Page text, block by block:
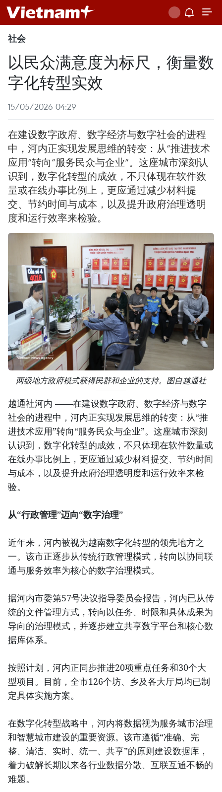
社会
以民众满意度为标尺，衡量数
字化转型实效
15/05/2026 04:29
在建设数字政府、数字经济与数字社会的进程
中，河内正实现发展思维的转变：从“推进技术
应用”转向“服务民众与企业”。这座城市深刻认
识到，数字化转型的成效，不只体现在软件数
量或在线办事比例上，更应通过减少材料提
交、节约时间与成本，以及提升政府治理透明
度和运行效率来检验。
两级地方政府模式获得民群和企业的支持。图自越通社
越通社河内 ——在建设数字政府、数字经济与数字
社会的进程中，河内正实现发展思维的转变：从“推
进技术应用”转向“服务民众与企业”。这座城市深刻
认识到，数字化转型的成效，不只体现在软件数量或
在线办事比例上，更应通过减少材料提交、节约时间
与成本，以及提升政府治理透明度和运行效率来检
验。
从“行政管理”迈向“数字治理”
近年来，河内被视为越南数字化转型的领先地方之
一。该市正逐步从传统行政管理模式，转向以协同联
通与服务效率为核心的数字治理模式。
据河内市委第57号决议指导委员会报告，河内已从传
统的文件管理方式，转向以任务、时限和具体成果为
导向的治理模式，并逐步建立共享数字平台和核心数
据库体系。
按照计划，河内正同步推进20项重点任务和30个大
型项目。目前，全市126个坊、乡及各大厅局均已制
定具体实施方案。
在数字化转型战略中，河内将数据视为服务城市治理
和智慧城市建设的重要资源。该市遵循“准确、完
整、清洁、实时、统一、共享”的原则建设数据库，
着力破解长期以来各行业数据分散、互联互通不畅的
难题。